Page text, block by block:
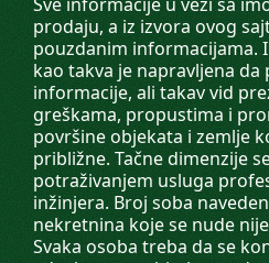
prodaju, a iz izvora ovog
pouzdanim informacijama.
kao takva je napravljena
informacije, ali takav vid
greškama, propustima i
površine objekata i zemlje
približne. Tačne dimenzije
potraživanjem usluga
inžinjera. Broj soba
nekretnina koje se nude
Svaka osoba treba da se